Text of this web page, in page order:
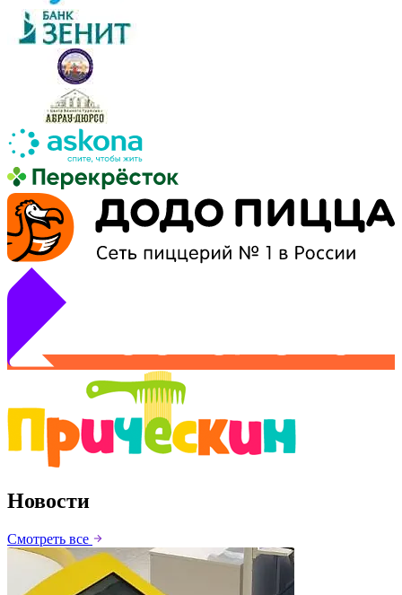
Новости
Смотреть все